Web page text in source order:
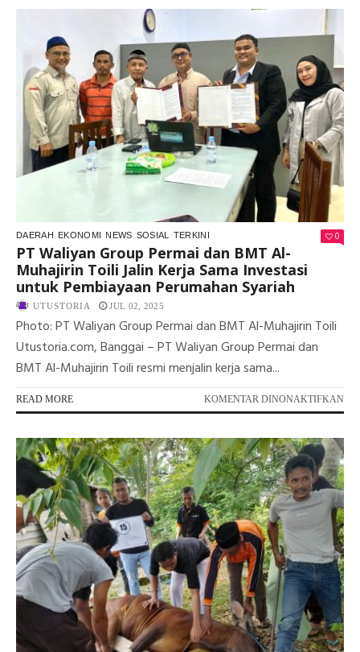
DI
DAERAH EKONOMI NEWS SOSIAL TERKINI 0
PT Waliyan Group Permai dan BMT Al-
Muhajirin Toili Jalin Kerja Sama Investasi
untuk Pembiayaan Perumahan Syariah
UTUSTORIA JUL 02, 2025
Photo: PT Waliyan Group Permai dan BMT Al-Muhajirin Toili
Utustoria.com, Banggai – PT Waliyan Group Permai dan
BMT Al-Muhajirin Toili resmi menjalin kerja sama...
READ MORE KOMENTAR DINONAKTIFKAN
PT
AL-